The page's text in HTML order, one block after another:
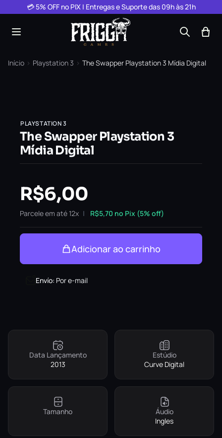
Pular para o conteúdo
💳 5% OFF no PIX | Entregas e Suporte das 09h às 21h
Início › Playstation 3 › The Swapper Playstation 3 Mídia Digital
PLAYSTATION 3
The Swapper Playstation 3
Mídia Digital
R$6,00
Parcele em até 12x R$5,70 no Pix (5% off)
Adicionar ao carrinho
Envío: Por e-mail
Data Lançamento
2013
Estúdio
Curve Digital
Tamanho
Áudio
Ingles